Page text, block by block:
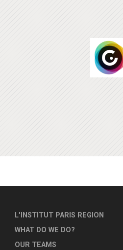
L'INSTITUT PARIS REGION
WHAT DO WE DO?
OUR TEAMS